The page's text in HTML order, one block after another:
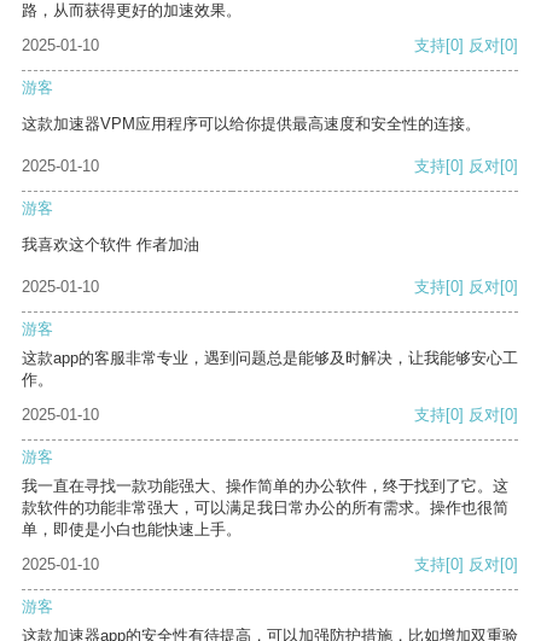
路，从而获得更好的加速效果。
2025-01-10
支持[0] 反对[0]
游客
这款加速器VPM应用程序可以给你提供最高速度和安全性的连接。
2025-01-10 支持[0] 反对[0]
游客
我喜欢这个软件 作者加油
2025-01-10 支持[0] 反对[0]
游客
这款app的客服非常专业，遇到问题总是能够及时解决，让我能够安心工
作。
2025-01-10
支持[0] 反对[0]
游客
我一直在寻找一款功能强大、操作简单的办公软件，终于找到了它。这
款软件的功能非常强大，可以满足我日常办公的所有需求。操作也很简
单，即使是小白也能快速上手。
2025-01-10
支持[0] 反对[0]
游客
这款加速器app的安全性有待提高，可以加强防护措施，比如增加双重验